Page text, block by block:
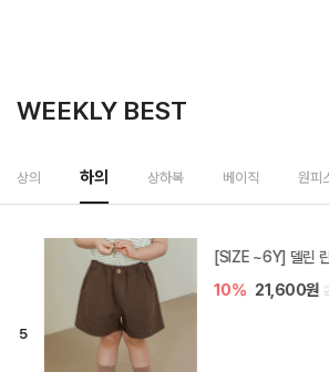
WEEKLY BEST
상의 하의 상하복 베이직 원피
[SIZE ~6Y] 델린
10% 21,600원